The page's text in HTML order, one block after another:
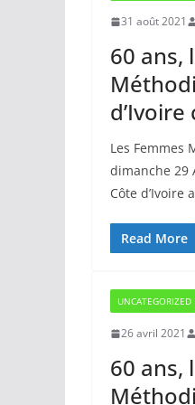
31 août 2021
60 ans,
Les Femmes
dimanche 29
Côte d’Ivoire
Read More
UNCATEGORIZED
26 avril 2021
60 ans,